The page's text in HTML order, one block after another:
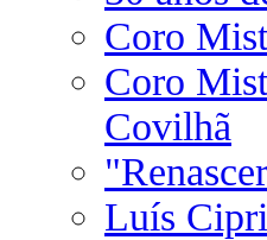
Coro
Coro
Covilhã
Luís